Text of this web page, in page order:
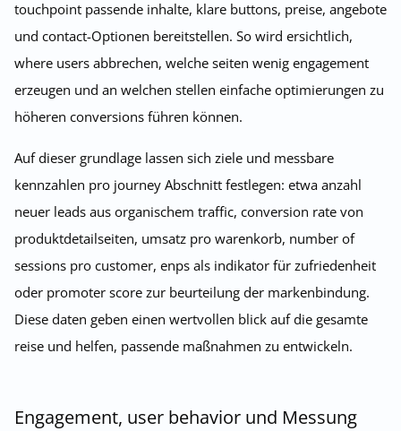
touchpoint passende inhalte, klare buttons, preise, angebote
und contact-Optionen bereitstellen. So wird ersichtlich,
where users abbrechen, welche seiten wenig engagement
erzeugen und an welchen stellen einfache optimierungen zu
höheren conversions führen können.
Auf dieser grundlage lassen sich ziele und messbare
kennzahlen pro journey Abschnitt festlegen: etwa anzahl
neuer leads aus organischem traffic, conversion rate von
produktdetailseiten, umsatz pro warenkorb, number of
sessions pro customer, enps als indikator für zufriedenheit
oder promoter score zur beurteilung der markenbindung.
Diese daten geben einen wertvollen blick auf die gesamte
reise und helfen, passende maßnahmen zu entwickeln.
Engagement, user behavior und Messung